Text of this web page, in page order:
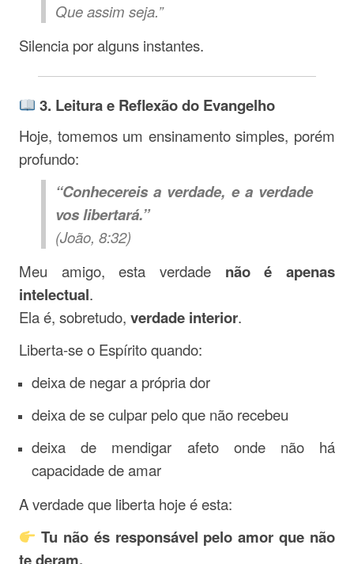
Que assim seja.”
Silencia por alguns instantes.
3. Leitura e Reflexão do Evangelho
Hoje, tomemos um ensinamento simples, porém
profundo:
“Conhecereis a verdade, e a verdade
vos libertará.”
(João, 8:32)
Meu amigo, esta verdade não é apenas
intelectual.
Ela é, sobretudo, verdade interior.
Liberta-se o Espírito quando:
deixa de negar a própria dor
deixa de se culpar pelo que não recebeu
deixa de mendigar afeto onde não há
capacidade de amar
A verdade que liberta hoje é esta:
Tu não és responsável pelo amor que não
te deram,